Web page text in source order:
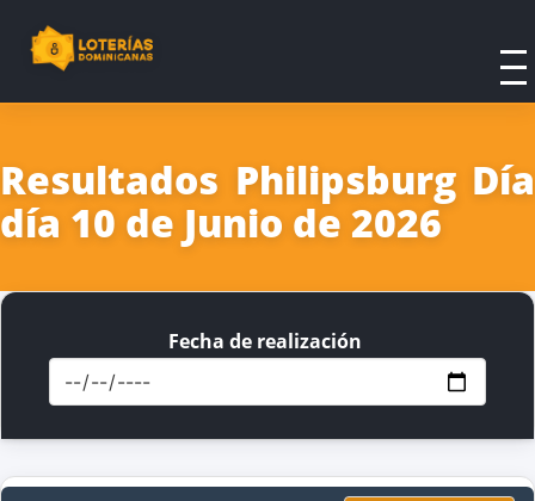
Resultados Philipsburg Día
día 10 de Junio de 2026
Fecha de realización